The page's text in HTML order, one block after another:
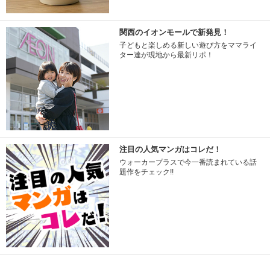
関西のイオンモールで新発見！
子どもと楽しめる新しい遊び方をママライ
ター達が現地から最新リポ！
注目の人気マンガはコレだ！
ウォーカープラスで今一番読まれている話
題作をチェック!!